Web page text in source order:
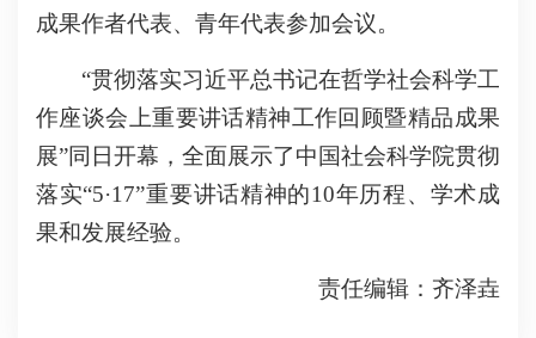
成果作者代表、青年代表参加会议。
“贯彻落实习近平总书记在哲学社会科学工
作座谈会上重要讲话精神工作回顾暨精品成果
展”同日开幕，全面展示了中国社会科学院贯彻
落实“5·17”重要讲话精神的10年历程、学术成
果和发展经验。
责任编辑：齐泽垚